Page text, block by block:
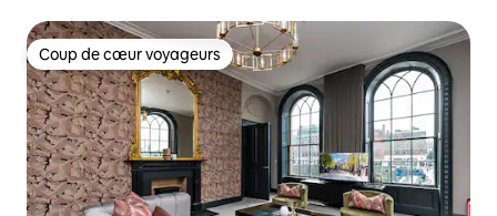
Coup de cœur voyageurs
Coup de cœur voyageurs